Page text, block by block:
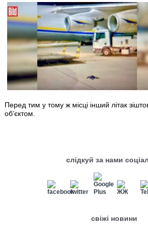
Перед тим у тому ж місці інший літак
об’єктом.
слідкуй за нами
свіжі новини